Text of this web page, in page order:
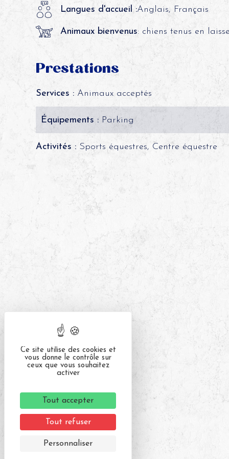
Langues d'accueil :Anglais, Français
Animaux bienvenus: chiens tenus en
Prestations
Services :Animaux acceptés
Équipements :Parking
Activités :Sports équestres, Centre équestre
Ce site utilise des cookies et
vous donne le contrôle sur
ceux que vous souhaitez
activer
Tout accepter
Tout refuser
Personnaliser